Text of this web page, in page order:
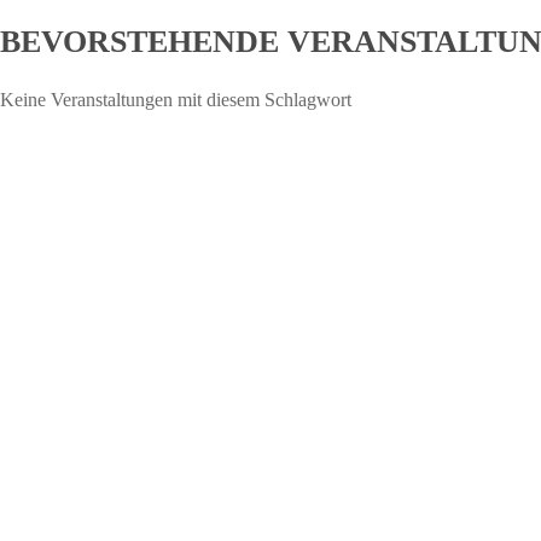
BEVORSTEHENDE
Keine Veranstaltungen mit diesem Schlagwort